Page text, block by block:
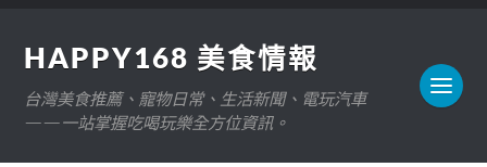
HAPPY168 美食情報
台灣美食推薦、寵物日常、生活新聞、電玩汽車
——一站掌握吃喝玩樂全方位資訊。